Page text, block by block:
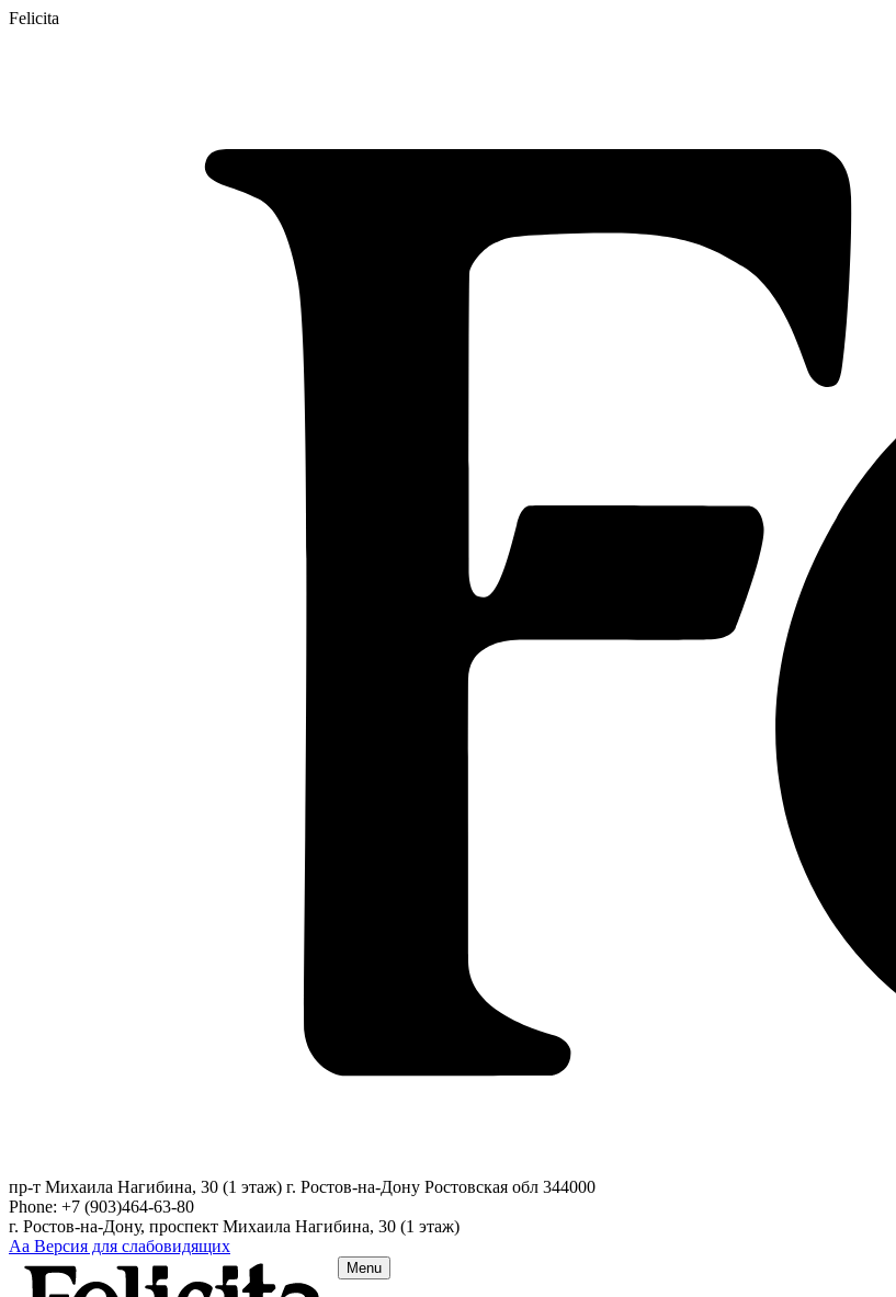
Felicita
пр-т Михаила Нагибина, 30 (1 этаж) г. Ростов-на-Дону Ростовская обл 344000
Phone: +7 (903)464-63-80
г. Ростов-на-Дону, проспект Михаила Нагибина, 30 (1 этаж)
Аа Версия для слабовидящих
Menu